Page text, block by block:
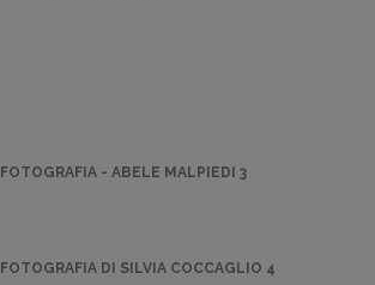
FOTOGRAFIA - ABELE MALPIEDI 3
FOTOGRAFIA DI SILVIA COCCAGLIO 4